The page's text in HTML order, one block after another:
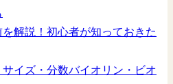
解説！初心者が知っておきた
イズ・分数バイオリン・ビオ